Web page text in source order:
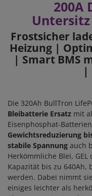
200A
Frostsicher
Heizung |
| Smart BMS
|
Die 320Ah BullTron
Bleibatterie Ersatz mit
Eisenphosphat-
Gewichtsreduzierung
stabile Spannung auch
Herkömmliche Blei,
Kapazität bis zu 640Ah,
werden. Dabei nimmt
einiges leichter als